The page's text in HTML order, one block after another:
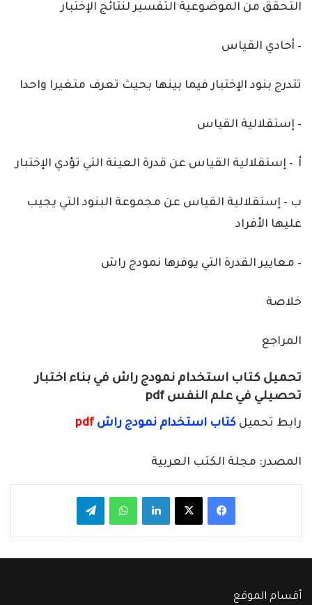
التحقق من الموضوعية التفسير لنتائج الإختبار
– أحادي القياس
تتدرج بنود الإختبار فيما بينها بحيث تعرف متغيرا واحدا
– إستقلالية القياس
أ – إستقلالية القياس عن قدرة العينة التي تؤدي الإختبار
ب – إستقلالية القياس عن مجموعة البنود التي يجيب
عليها الأفراد
– معايير القدرة التي يوفرها نمودج راش
خلاصة
المراجع
تحميل كتاب استخدام نمودج راش في بناء اختبار
تحصيلي في علم النفس pdf
رابط تحميل كتاب استخدام نمودج راش pdf
المصدر: مجلة الكتب العربية
فيسبوك لينكدإن واتساب
أقسام الموقع